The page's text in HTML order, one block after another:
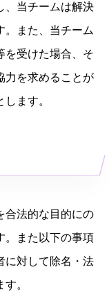
、当チームは解決
。また、当チーム
を受けた場合、そ
力を求めることが
ます。
合法的な目的にの
。また以下の事項
に対して除名・法
。